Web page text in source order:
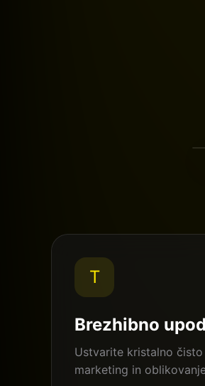
T
Brezhibno
Ustvarite kristalno
marketing in